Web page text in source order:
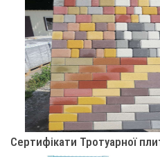
Сертифікати Тротуарної